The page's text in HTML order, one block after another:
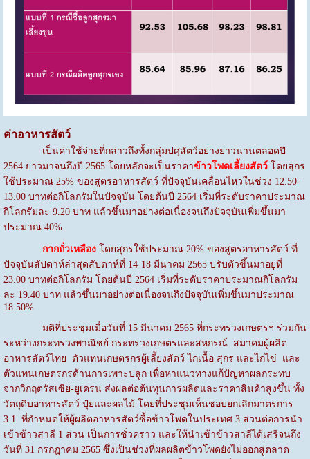
ค่าอาหารสัตว์
เป็นค่าใช้จ่ายที่กล่าวถึงทั้งกลุ่มปศุสัตว์อย่างยาวนานตลอดปี
2564 ยาวมาจนถึงปี 2565 โดยหลักจะเป็นราคาข้าวโพดเลี้ยงสัตว์ โดยสุกร
ใช้ประมาณ 25% ของสูตรอาหารสัตว์ ที่ปัจจุบันเคลื่อนไหวในช่วง 12.50-
13.00 บาทต่อกิโลกรัมในปัจจุบัน โดยต้นปี 2564 เริ่มที่ระดับราคาประมาณ
กิโลกรัมละ 9.20 บาท แล้วขึ้นมาอย่างต่อเนื่องจนถึงปัจจุบันเพิ่มขึ้นมา
ประมาณ 40%
กากถั่วเหลืองโดยสุกรใช้ประมาณ 20% ของสูตรอาหารสัตว์ ที่
ปัจจุบันสัปดาห์ล่าสุดสัปดาห์ที่ 14-18 มีนาคม 2565 ปรับตัวขึ้นมาอยู่ที่
23.00 บาทต่อกิโลกรัม โดยต้นปี 2564 เริ่มที่ระดับราคาประมาณกิโลกรัม
ละ 19.40 บาท แล้วขึ้นมาอย่างต่อเนื่องจนถึงปัจจุบันเพิ่มขึ้นมาประมาณ
18.50%
มติที่ประชุมเมื่อวันที่ 15 มีนาคม 2565 ที่กระทรวงเกษตรฯ ร่วมกัน
ระหว่างกระทรวงพาณิชย์ กระทรวงเกษตรและสหกรณ์ สมาคมผู้ผลิต
อาหารสัตว์ไทย ตัวแทนเกษตรกรผู้เลี้ยงสัตว์ ไก่เนื้อ สุกร และไก่ไข่ และ
ตัวแทนเกษตรกรด้านการเพาะปลูก เพื่อหาแนวทางแก้ปัญหาผลกระทบ
จากวิกฤตรัสเซีย-ยูเครน ส่งผลต่อต้นทุนการผลิตและราคาสินค้าสูงขึ้น ทั้ง
วัตถุดิบอาหารสัตว์ ปุ๋ยและผลไม้ โดยที่ประชุมเห็นชอบยกเลิกมาตรการ
3:1 ที่กำหนดให้ผู้ผลิตอาหารสัตว์ซื้อข้าวโพดในประเทศ 3 ส่วนต่อการนำ
เข้าข้าวสาลี 1 ส่วน เป็นการชั่วคราว และให้นำเข้าข้าวสาลีได้เสรีจนถึง
วันที่ 31 กรกฎาคม 2565 ซึ่งเป็นช่วงที่ผลผลิตข้าวโพดยังไม่ออกสู่ตลาด